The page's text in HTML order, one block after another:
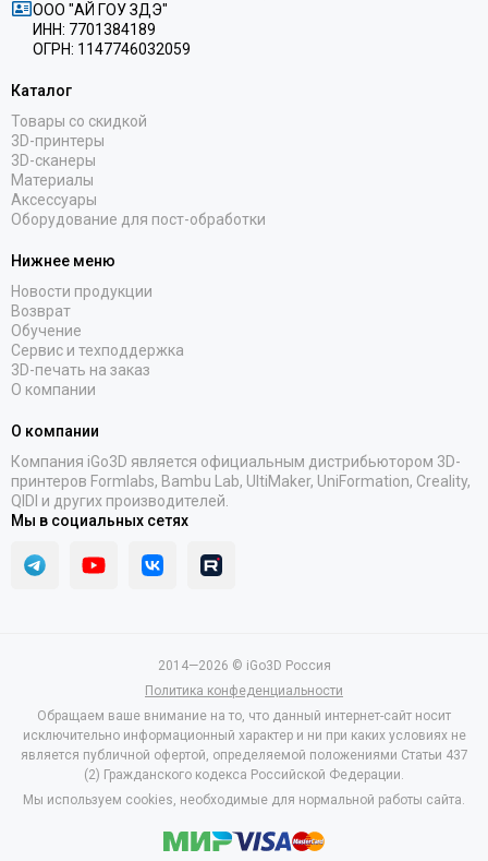
ООО "АЙ ГОУ ЗДЭ"
ИНН: 7701384189
ОГРН: 1147746032059
Каталог
Товары со скидкой
3D-принтеры
3D-сканеры
Материалы
Аксессуары
Оборудование для пост-обработки
Нижнее меню
Новости продукции
Возврат
Обучение
Сервис и техподдержка
3D-печать на заказ
О компании
О компании
Компания iGo3D является официальным дистрибьютором 3D-
принтеров Formlabs, Bambu Lab, UltiMaker, UniFormation, Creality,
QIDI и других производителей.
Мы в социальных сетях
2014—2026 © iGo3D Россия
Политика конфеденциальности
Обращаем ваше внимание на то, что данный интернет-сайт носит
исключительно информационный характер и ни при каких условиях не
является публичной офертой, определяемой положениями Статьи 437
(2) Гражданского кодекса Российской Федерации.
Мы используем cookies, необходимые для нормальной работы сайта.